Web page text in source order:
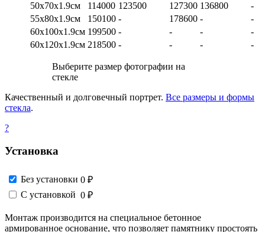
50х70х1.9см
114000 123500 127300 136800
-
55х80х1.9см
150100 - 178600 -
-
60х100х1.9см 199500 - - -
-
60х120х1.9см 218500 - - - -
Выберите размер фотографии на
стекле
Качественный и долговечный портрет. Все размеры и формы
стекла.
?
Установка
Без установки 0 ₽
С установкой 0 ₽
Монтаж производится на специальное бетонное
армированное основание, что позволяет памятнику простоять